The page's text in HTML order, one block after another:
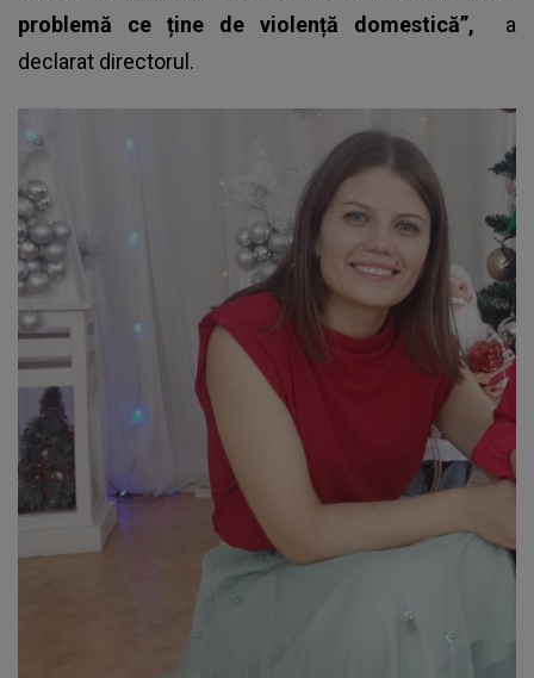
problemă ce ține de violență domestică”, a
declarat directorul.